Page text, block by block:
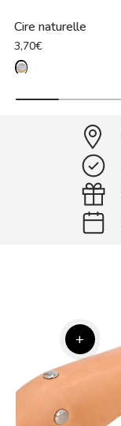
Cire naturelle
3,70€
+